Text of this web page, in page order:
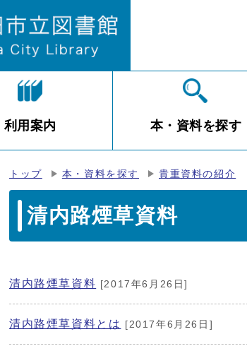
利用案内 本・資料を探す
トップ 本・資料を探す 貴重資料の紹介
清内路煙草資料
清内路煙草資料 [2017年6月26日]
清内路煙草資料とは [2017年6月26日]